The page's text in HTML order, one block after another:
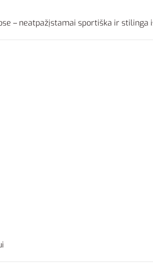
– neatpažįstamai sportiška ir stilinga